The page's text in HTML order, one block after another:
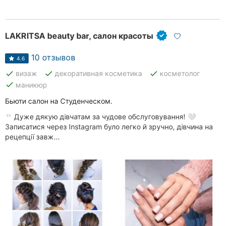
LAKRITSA beauty bar, салон красоты
4.6 10 отзывов
done визаж done декоративная косметика done косметолог
done маникюр
Бьюти салон на Студенческом.
Дуже дякую дівчатам за чудове обслуговування! 🤍
Записатися через Instagram було легко й зручно, дівчина на
рецепції завж...